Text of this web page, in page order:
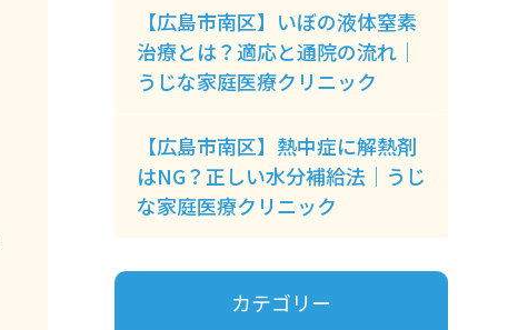
【広島市南区】いぼの液体窒素
治療とは？適応と通院の流れ｜
うじな家庭医療クリニック
【広島市南区】熱中症に解熱剤
はNG？正しい水分補給法｜うじ
な家庭医療クリニック
カテゴリー